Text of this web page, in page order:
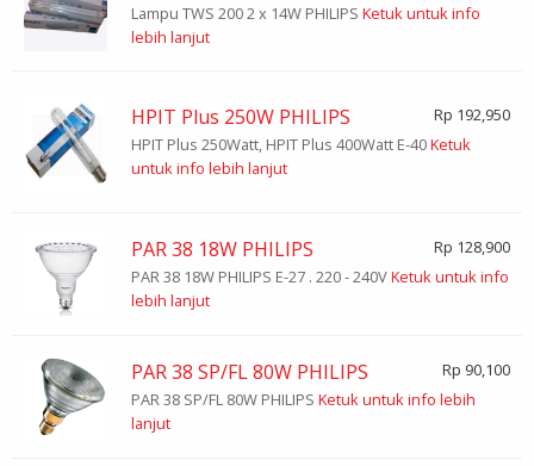
Lampu TWS 200 2 x 14W PHILIPS Ketuk untuk info
lebih lanjut
HPIT Plus 250W PHILIPS
Rp 192,950
HPIT Plus 250Watt, HPIT Plus 400Watt E-40Ketuk
untuk info lebih lanjut
PAR 38 18W PHILIPS
Rp 128,900
PAR 38 18W PHILIPS E-27 . 220 - 240VKetuk untuk info
lebih lanjut
PAR 38 SP/FL 80W PHILIPS
Rp 90,100
PAR 38 SP/FL 80W PHILIPS Ketuk untuk info lebih
lanjut